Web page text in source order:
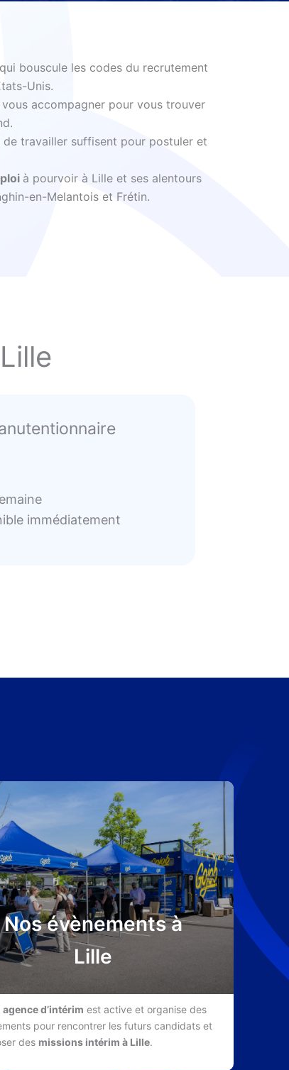
bouscule les codes du recrutement
Unis.
accompagner pour vous trouver
de travailler suffisent pour postuler et
à pourvoir à Lille et ses alentours
en-Melantois et Frétin.
immédiatement
Nos évènements à
Lille
agence d’intérim est active et organise des
pour rencontrer les futurs candidats et
des missions intérim à Lille.